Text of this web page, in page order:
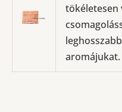
tökéletesen
aromájukat.